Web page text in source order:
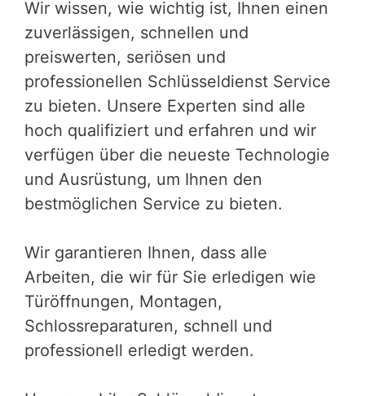
Wir wissen, wie wichtig ist, Ihnen einen
zuverlässigen, schnellen und
preiswerten, seriösen und
professionellen Schlüsseldienst Service
zu bieten. Unsere Experten sind alle
hoch qualifiziert und erfahren und wir
verfügen über die neueste Technologie
und Ausrüstung, um Ihnen den
bestmöglichen Service zu bieten.
Wir garantieren Ihnen, dass alle
Arbeiten, die wir für Sie erledigen wie
Türöffnungen, Montagen,
Schlossreparaturen, schnell und
professionell erledigt werden.